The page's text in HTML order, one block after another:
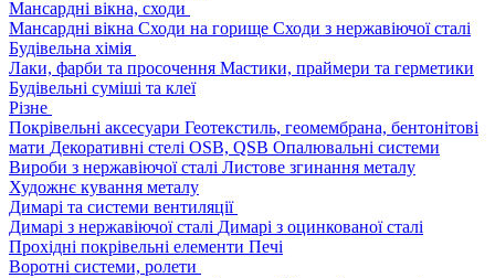
Мансардні вікна, сходи
Мансардні вікна Сходи на горище Сходи з нержавіючої сталі
Будівельна хімія
Лаки, фарби та просочення Мастики, праймери та герметики
Будівельні суміші та клеї
Різне
Покрівельні аксесуари Геотекстиль, геомембрана, бентонітові
мати Декоративні стелі OSB, QSB Опалювальні системи
Вироби з нержавіючої сталі Листове згинання металу
Художнє кування металу
Димарі та системи вентиляції
Димарі з нержавіючої сталі Димарі з оцинкованої сталі
Прохідні покрівельні елементи Печі
Воротні системи, ролети